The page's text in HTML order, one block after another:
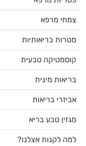
צמחי מרפא
מטרות בריאותיות
קוסמטיקה טבעית
בריאות מינית
אביזרי בריאות
מגזין טבע בריא
למה לקנות אצלנו?